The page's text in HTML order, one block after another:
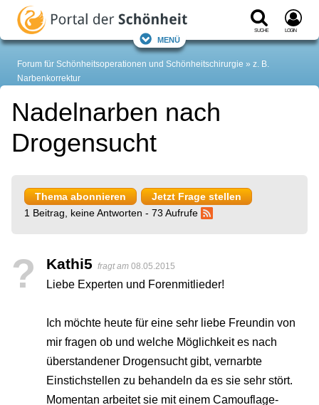
Suche Login
Menü
Forum für Schönheitsoperationen und Schönheitschirurgie
z. B.
Narbenkorrektur
Nadelnarben nach
Drogensucht
Thema abonnieren
Jetzt Frage stellen
1 Beitrag, keine Antworten - 73 Aufrufe
? Kathi5 fragt am 08.05.2015
Liebe Experten und Forenmitlieder!
Ich möchte heute für eine sehr liebe Freundin von
mir fragen ob und welche Möglichkeit es nach
überstandener Drogensucht gibt, vernarbte
Einstichstellen zu behandeln da es sie sehr stört.
Momentan arbeitet sie mit einem Camouflage-